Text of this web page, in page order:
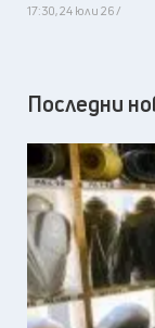
17:30, 24 юли 26 /
Последни